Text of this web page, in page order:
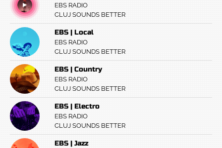
EBS RADIO
CLUJ SOUNDS BETTER
EBS | Local
EBS RADIO
CLUJ SOUNDS BETTER
EBS | Country
EBS RADIO
CLUJ SOUNDS BETTER
EBS | Electro
EBS RADIO
CLUJ SOUNDS BETTER
EBS | Jazz